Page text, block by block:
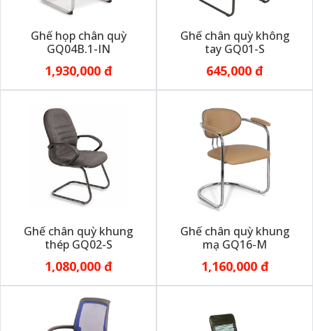
Ghế họp chân quỳ
GQ04B.1-IN
1,930,000 đ
Ghế chân quỳ không
tay GQ01-S
645,000 đ
Ghế chân quỳ khung
thép GQ02-S
1,080,000 đ
Ghế chân quỳ khung
mạ GQ16-M
1,160,000 đ